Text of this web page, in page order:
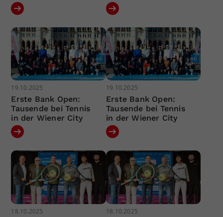
19.10.2025
Erste Bank Open:
Tausende bei Tennis
in der Wiener City
19.10.2025
Erste Bank Open:
Tausende bei Tennis
in der Wiener City
18.10.2025 18.10.2025